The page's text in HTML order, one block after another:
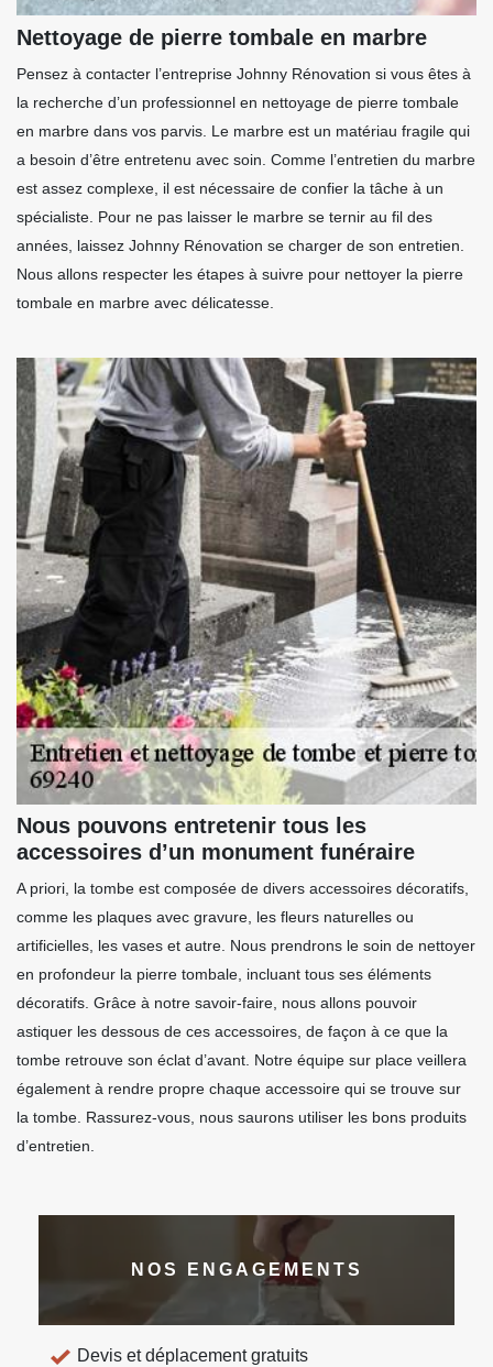
Nettoyage de pierre tombale en marbre
Pensez à contacter l’entreprise Johnny Rénovation si vous êtes à
la recherche d’un professionnel en nettoyage de pierre tombale
en marbre dans vos parvis. Le marbre est un matériau fragile qui
a besoin d’être entretenu avec soin. Comme l’entretien du marbre
est assez complexe, il est nécessaire de confier la tâche à un
spécialiste. Pour ne pas laisser le marbre se ternir au fil des
années, laissez Johnny Rénovation se charger de son entretien.
Nous allons respecter les étapes à suivre pour nettoyer la pierre
tombale en marbre avec délicatesse.
Nous pouvons entretenir tous les
accessoires d’un monument funéraire
A priori, la tombe est composée de divers accessoires décoratifs,
comme les plaques avec gravure, les fleurs naturelles ou
artificielles, les vases et autre. Nous prendrons le soin de nettoyer
en profondeur la pierre tombale, incluant tous ses éléments
décoratifs. Grâce à notre savoir-faire, nous allons pouvoir
astiquer les dessous de ces accessoires, de façon à ce que la
tombe retrouve son éclat d’avant. Notre équipe sur place veillera
également à rendre propre chaque accessoire qui se trouve sur
la tombe. Rassurez-vous, nous saurons utiliser les bons produits
d’entretien.
NOS ENGAGEMENTS
Devis et déplacement gratuits